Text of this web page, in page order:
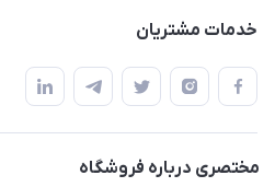
پلنر و دفتر
استایل معلم و دانش آموز
بازی و نمایش
تزئین کلاس
خدمات مشتریان
قوانین و مقررات
حریم خصوصی
مختصری درباره فروشگاه